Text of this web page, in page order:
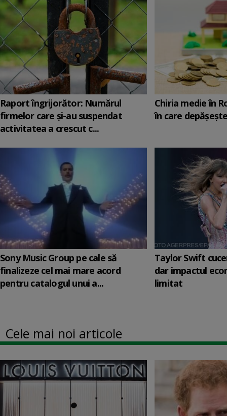
Raport îngrijorător: Numărul
firmelor care şi-au suspendat
activitatea a crescut c...
Chiria medie în
în care
Sony Music Group pe cale să
finalizeze cel mai mare acord
pentru catalogul unui a...
Taylor Swift
dar impactul
limitat
Cele mai noi articole